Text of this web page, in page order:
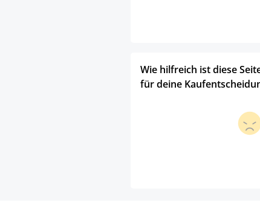
Wie hilfreich ist diese
für deine